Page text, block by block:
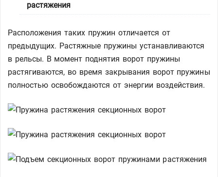
растяжения
Расположения таких пружин отличается от
предыдущих. Растяжные пружины устанавливаются
в рельсы. В момент поднятия ворот пружины
растягиваются, во время закрывания ворот пружины
полностью освобождаются от энергии воздействия.